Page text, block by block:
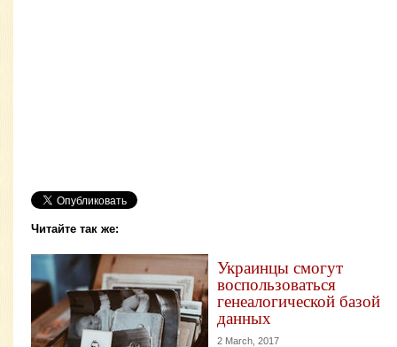
Читайте так же:
Украинцы смогут
воспользоваться
генеалогической базой
данных
2 March, 2017